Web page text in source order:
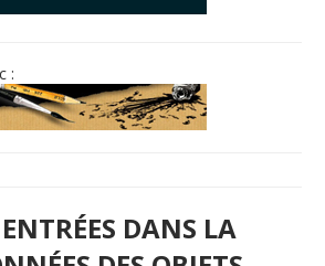
:
DANS LA